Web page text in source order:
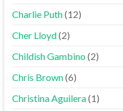
Charlie Puth(12)
Cher Lloyd(2)
Childish Gambino(2)
Chris Brown(6)
Christina Aguilera(1)